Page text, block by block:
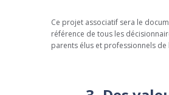
Ce projet associatif sera le
référence de tous les
parents élus et professionnels de